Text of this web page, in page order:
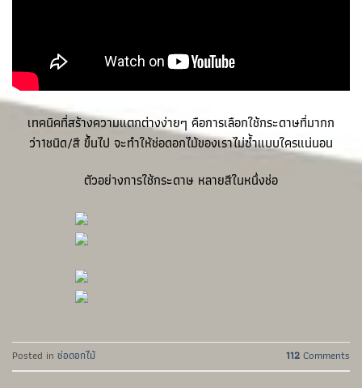
เทคนิคที่สร้างความแตกต่างง่ายๆ คือการเลือกใช้กระดาษที่มากก
ว่า1ชนิด/สี ขึ้นไป จะทำให้ช่อดอกไม้ของเราไม่ซ้ำแบบใครแน่นอน
ตัวอย่างการใช้กระดาษ หลายสีในหนึ่งช่อ
Posted in ช่อดอกไม้ 112Comments